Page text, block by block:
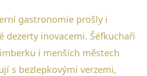
gastronomie prošly i
dezerty inovacemi. Šéfkuchaři
i menších městech
s bezlepkovými verzemi,